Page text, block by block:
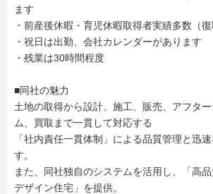
ます
・前産後休暇・育児休暇取得者実績多数（復
・祝日は出勤、会社カレンダーがあります
・残業は30時間程度
■同社の魅力
土地の取得から設計、施工、販売、アフタ
ム、買取まで一貫して対応する
「社内責任一貫体制」による品質管理と迅
す。
また、同社独自のシステムを活用し、「高
デザイン住宅」を提供。